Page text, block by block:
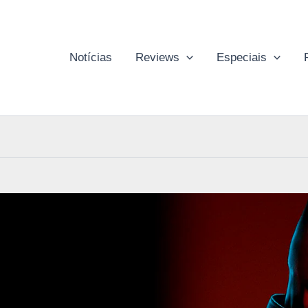
Notícias Reviews Especiais